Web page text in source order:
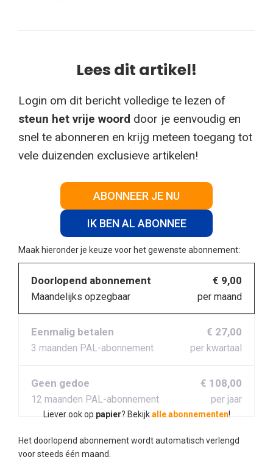
Lees dit artikel!
Login om dit bericht volledige te lezen of
steun het vrije woord door je eenvoudig en
snel te abonneren en krijg meteen toegang tot
vele duizenden exclusieve artikelen!
ABONNEER JE NU
IK BEN AL ABONNEE
Maak hieronder je keuze voor het gewenste abonnement:
Doorlopend abonnement
Maandelijks opzegbaar
€ 9,00
per maand
Eenmalig betalen
3 maanden PAL-abonnement
€ 27,00
per kwartaal
Geen gedoe
12 maanden PAL-abonnement
€ 108,00
per jaar
Liever ook op papier? Bekijkalle abonnementen!
Het doorlopend abonnement wordt automatisch verlengd
voor steeds één maand.